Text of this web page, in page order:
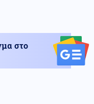
στο